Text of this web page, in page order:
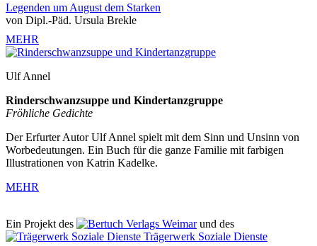
Legenden um August dem Starken
von Dipl.-Päd. Ursula Brekle
MEHR
Ulf Annel
Rinderschwanzsuppe und Kindertanzgruppe
Fröhliche Gedichte
Der Erfurter Autor Ulf Annel spielt mit dem Sinn und Unsinn von
Worbedeutungen. Ein Buch für die ganze Familie mit farbigen
Illustrationen von Katrin Kadelke.
MEHR
Ein Projekt des Verlags Weimarund des
Trägerwerk Soziale Dienste